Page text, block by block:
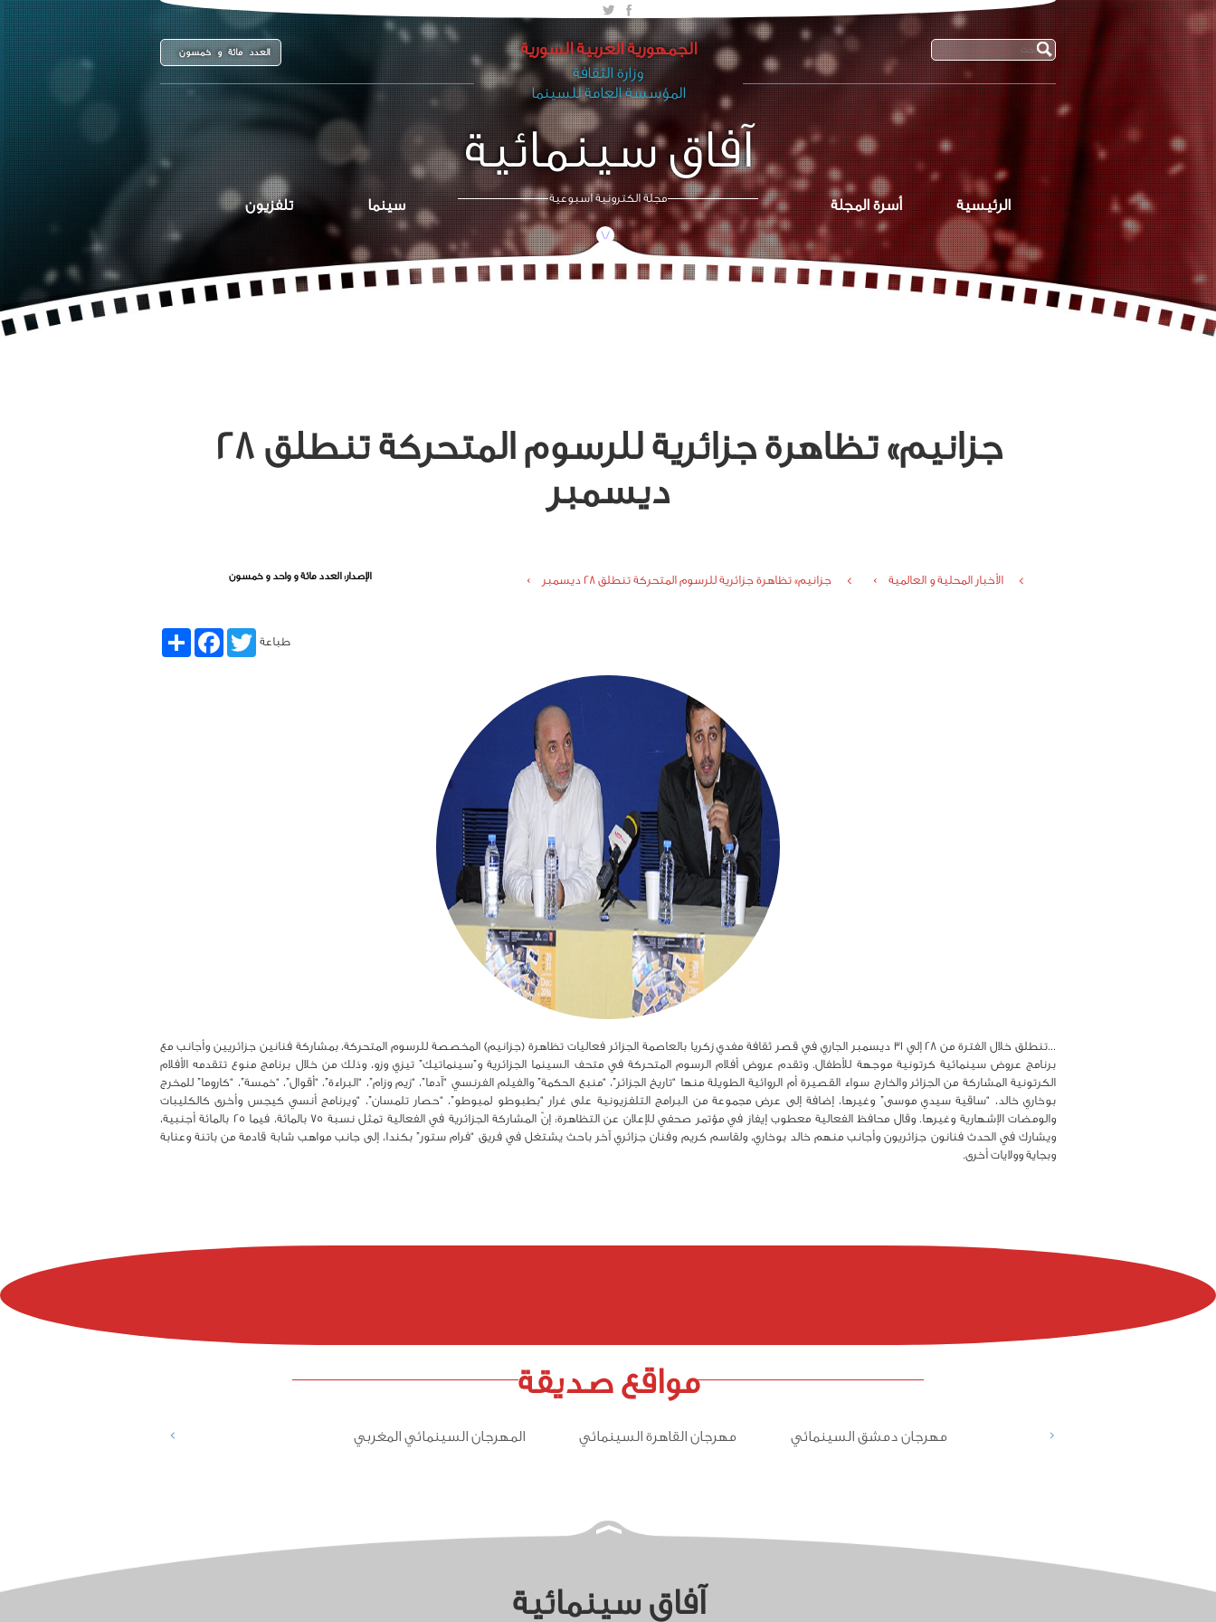
العدد مائة و خمسون الجمهورية العربية السورية
وزارة الثقافة
المؤسسة العامة للسينما
آفاق سينمائية
الرئيسية أسرة المجلة مجلة الكترونية اسبوعية سينما تلفزيون
/\
جزانيم» تظاهرة جزائرية للرسوم المتحركة تنطلق 28
ديسمبر
الأخبار المحلية و العالمية › جزانيم» تظاهرة جزائرية للرسوم المتحركة تنطلق 28 ديسمبر › الإصدار: العدد مائة و واحد و خمسون
ShareFacebookTwitter طباعة
...تنطلق خلال الفترة من 28 إلي 31 ديسمبر الجاري في قصر ثقافة مفدي زكريا بالعاصمة الجزائر فعاليات تظاهرة (جزانيم) المخصصة للرسوم المتحركة، بمشاركة فنانين جزائريين وأجانب مع
برنامج عروض سينمائية كرتونية موجهة للأطفال. وتقدم عروض أفلام الرسوم المتحركة في متحف السينما الجزائرية و”سينماتيك” تيزي وزو، وذلك من خلال برنامج منوع تتقدمه الأفلام
الكرتونية المشاركة من الجزائر والخارج سواء القصيرة أم الروائية الطويلة منها “تاريخ الجزائر”، “منبع الحكمة” والفيلم الفرنسي “آدما”، “زيم وزام”، “البراءة”، “أقوال”، “خمسة”، “كاروما” للمخرج
بوخاري خالد، “ساقية سيدي موسى” وغيرها، إضافة إلى عرض مجموعة من البرامج التلفزيونية على غرار “بطبوطو لمبوطو”، “حصار تلمسان”، “ويرنامج أنسي كيجس وأخرى كالكليبات
والومضات الإشهارية وغيرها. وقال محافظ الفعالية معطوب إيفاز في مؤتمر صحفي للإعلان عن التظاهرة: إنّ المشاركة الجزائرية في الفعالية تمثل نسبة 75 بالمائة، فيما 25 بالمائة أجنبية،
ويشارك في الحدث فنانون جزائريون وأجانب منهم خالد بوخاري، ولقاسم كريم وفنان جزائري آخر باحث يشتغل في فريق “فرام ستور” بكندا، إلى جانب مواهب شابة قادمة من باتنة وعنابة
وبجاية وولايات أخرى.
مواقع صديقة
< مهرجان دمشق السينمائي مهرجان القاهرة السينمائي المهرجان السينمائي المغربي >
آفاق سينمائية